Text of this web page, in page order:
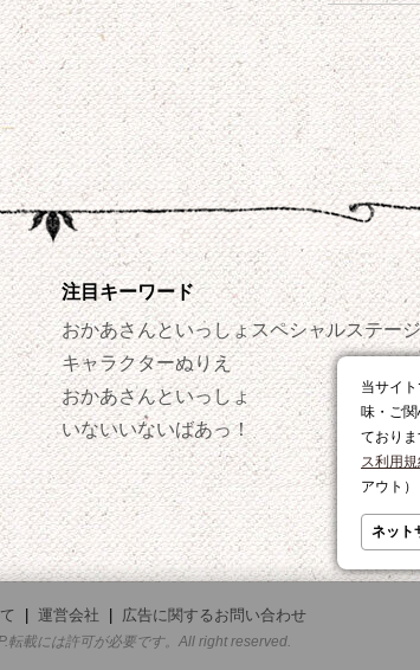
当サイ
味・ご
ており
ス利用
アウト）
ネット
注目キーワード
おかあさんといっしょスペシャルステージ
キャラクターぬりえ
おかあさんといっしょ
いないいないばあっ！
運営会社
広告に関するお問い合わせ
転載には許可が必要です。All right reserved.